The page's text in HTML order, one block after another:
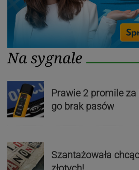
Na sygnale
Prawie 2 promile za
go brak pasów
Szantażowała